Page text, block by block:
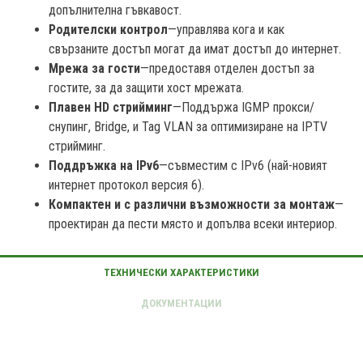
допълнителна гъвкавост.
Родителски контрол—управлява кога и как
свързаните достъп могат да имат достъп до интернет.
Мрежа за гости—предоставя отделен достъп за
гостите, за да защити хост мрежата.
Плавен HD стрийминг—Поддържа IGMP прокси/
снупинг, Bridge, и Tag VLAN за оптимизиране на IPTV
стрийминг.
Поддръжка на IPv6—съвместим с IPv6 (най-новият
интернет протокол версия 6).
Компактен и с различни възможности за монтаж—
проектиран да пести място и допълва всеки интериор.